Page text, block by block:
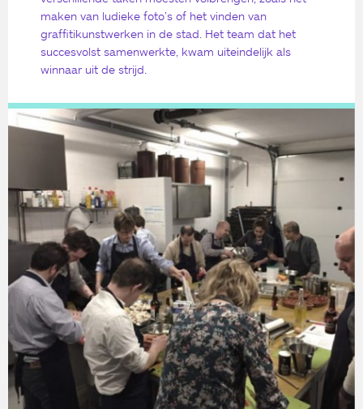
maken van ludieke foto’s of het vinden van
graffitikunstwerken in de stad. Het team dat het
succesvolst samenwerkte, kwam uiteindelijk als
winnaar uit de strijd.